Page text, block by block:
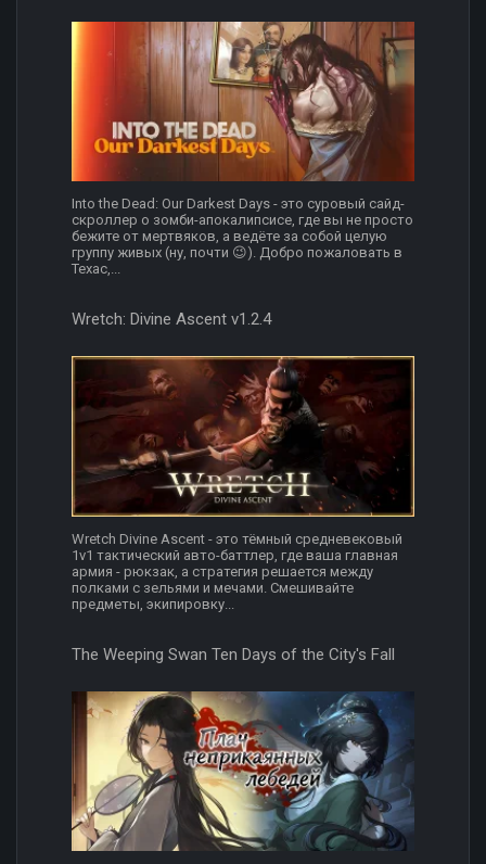
Into the Dead: Our Darkest Days - это суровый сайд-
скроллер о зомби-апокалипсисе, где вы не просто
бежите от мертвяков, а ведёте за собой целую
группу живых (ну, почти 😉). Добро пожаловать в
Техас,...
Wretch: Divine Ascent v1.2.4
Wretch Divine Ascent - это тёмный средневековый
1v1 тактический авто-баттлер, где ваша главная
армия - рюкзак, а стратегия решается между
полками с зельями и мечами. Смешивайте
предметы, экипировку...
The Weeping Swan Ten Days of the City's Fall